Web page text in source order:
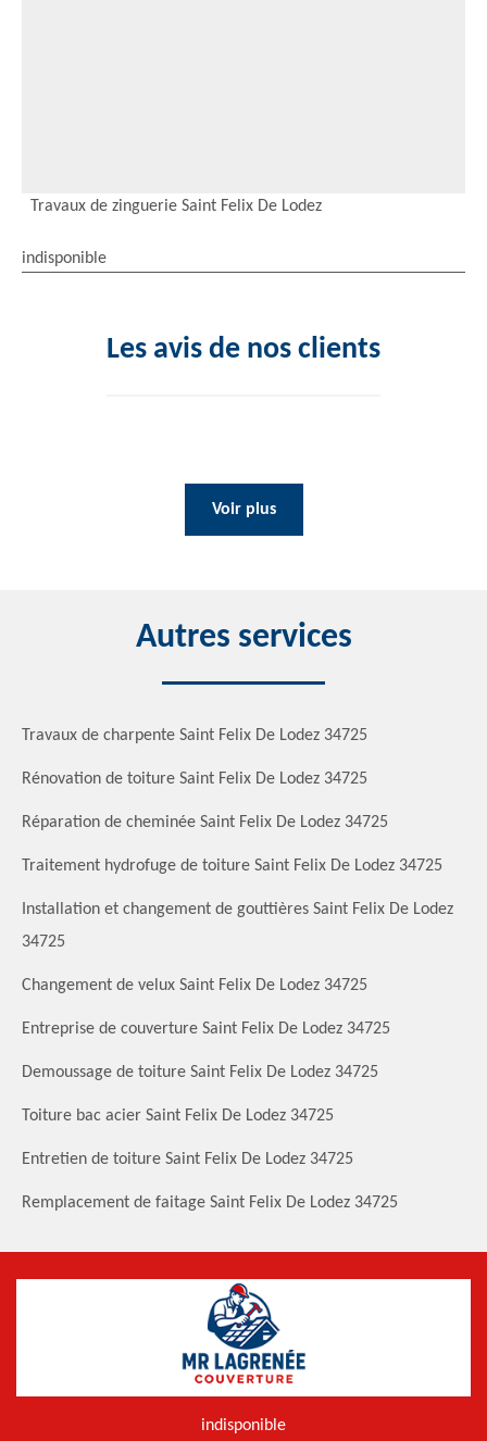
Travaux de zinguerie Saint Felix De Lodez
indisponible
Les avis de nos clients
Voir plus
Autres services
Travaux de charpente Saint Felix De Lodez 34725
Rénovation de toiture Saint Felix De Lodez 34725
Réparation de cheminée Saint Felix De Lodez 34725
Traitement hydrofuge de toiture Saint Felix De Lodez 34725
Installation et changement de gouttières Saint Felix De Lodez
34725
Changement de velux Saint Felix De Lodez 34725
Entreprise de couverture Saint Felix De Lodez 34725
Demoussage de toiture Saint Felix De Lodez 34725
Toiture bac acier Saint Felix De Lodez 34725
Entretien de toiture Saint Felix De Lodez 34725
Remplacement de faitage Saint Felix De Lodez 34725
indisponible